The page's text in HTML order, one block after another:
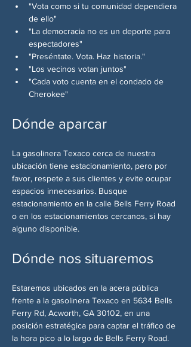
"Vota como si tu comunidad dependiera
de ello"
"La democracia no es un deporte para
espectadores"
"Preséntate. Vota. Haz historia."
"Los vecinos votan juntos"
"Cada voto cuenta en el condado de
Cherokee"
Dónde aparcar
La gasolinera Texaco cerca de nuestra
ubicación tiene estacionamiento, pero por
favor, respete a sus clientes y evite ocupar
espacios innecesarios. Busque
estacionamiento en la calle Bells Ferry Road
o en los estacionamientos cercanos, si hay
alguno disponible.
Dónde nos situaremos
Estaremos ubicados en la acera pública
frente a la gasolinera Texaco en 5634 Bells
Ferry Rd, Acworth, GA 30102, en una
posición estratégica para captar el tráfico de
la hora pico a lo largo de Bells Ferry Road.